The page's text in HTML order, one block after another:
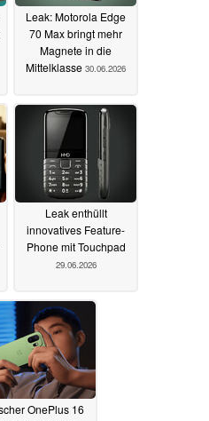
Leak: Motorola Edge
70 Max bringt mehr
Magnete in die
Mittelklasse 30.06.2026
Leak enthüllt
innovatives Feature-
Phone mit Touchpad
29.06.2026
OnePlus 16